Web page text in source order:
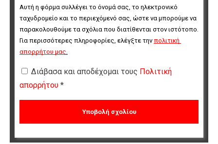
Αυτή η φόρμα συλλέγει το όνομά σας, το ηλεκτρονικό
ταχυδρομείο και το περιεχόμενό σας, ώστε να μπορούμε να
παρακολουθούμε τα σχόλια που διατίθενται στον ιστότοπο.
Για περισσότερες πληροφορίες, ελέγξτε την πολιτική
απορρήτου μας
Διάβασα και αποδέχομαι τους Πολιτική
απορρήτου *